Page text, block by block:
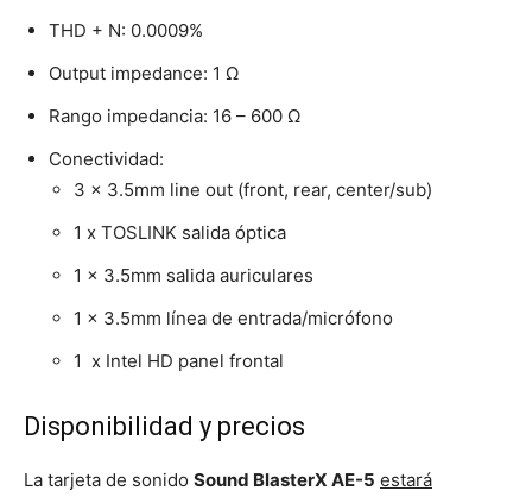
THD + N: 0.0009%
Output impedance: 1 Ω
Rango impedancia: 16 – 600 Ω
Conectividad:
3 x 3.5mm line out (front, rear, center/sub)
1 x TOSLINK salida óptica
1 x 3.5mm salida auriculares
1 x 3.5mm línea de entrada/micrófono
1 x Intel HD panel frontal
Disponibilidad y precios
La tarjeta de sonido Sound BlasterX AE-5 estará